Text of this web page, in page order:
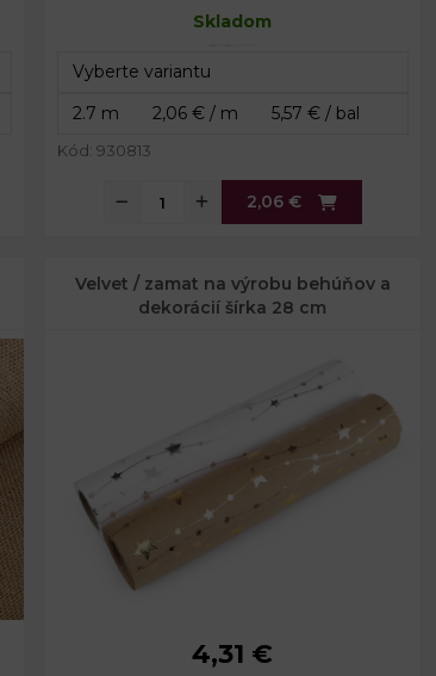
Skladom
Kód: 930813
2,06 €
Velvet / zamat na výrobu behúňov a
dekorácií šírka 28 cm
28 cm
4,31 €